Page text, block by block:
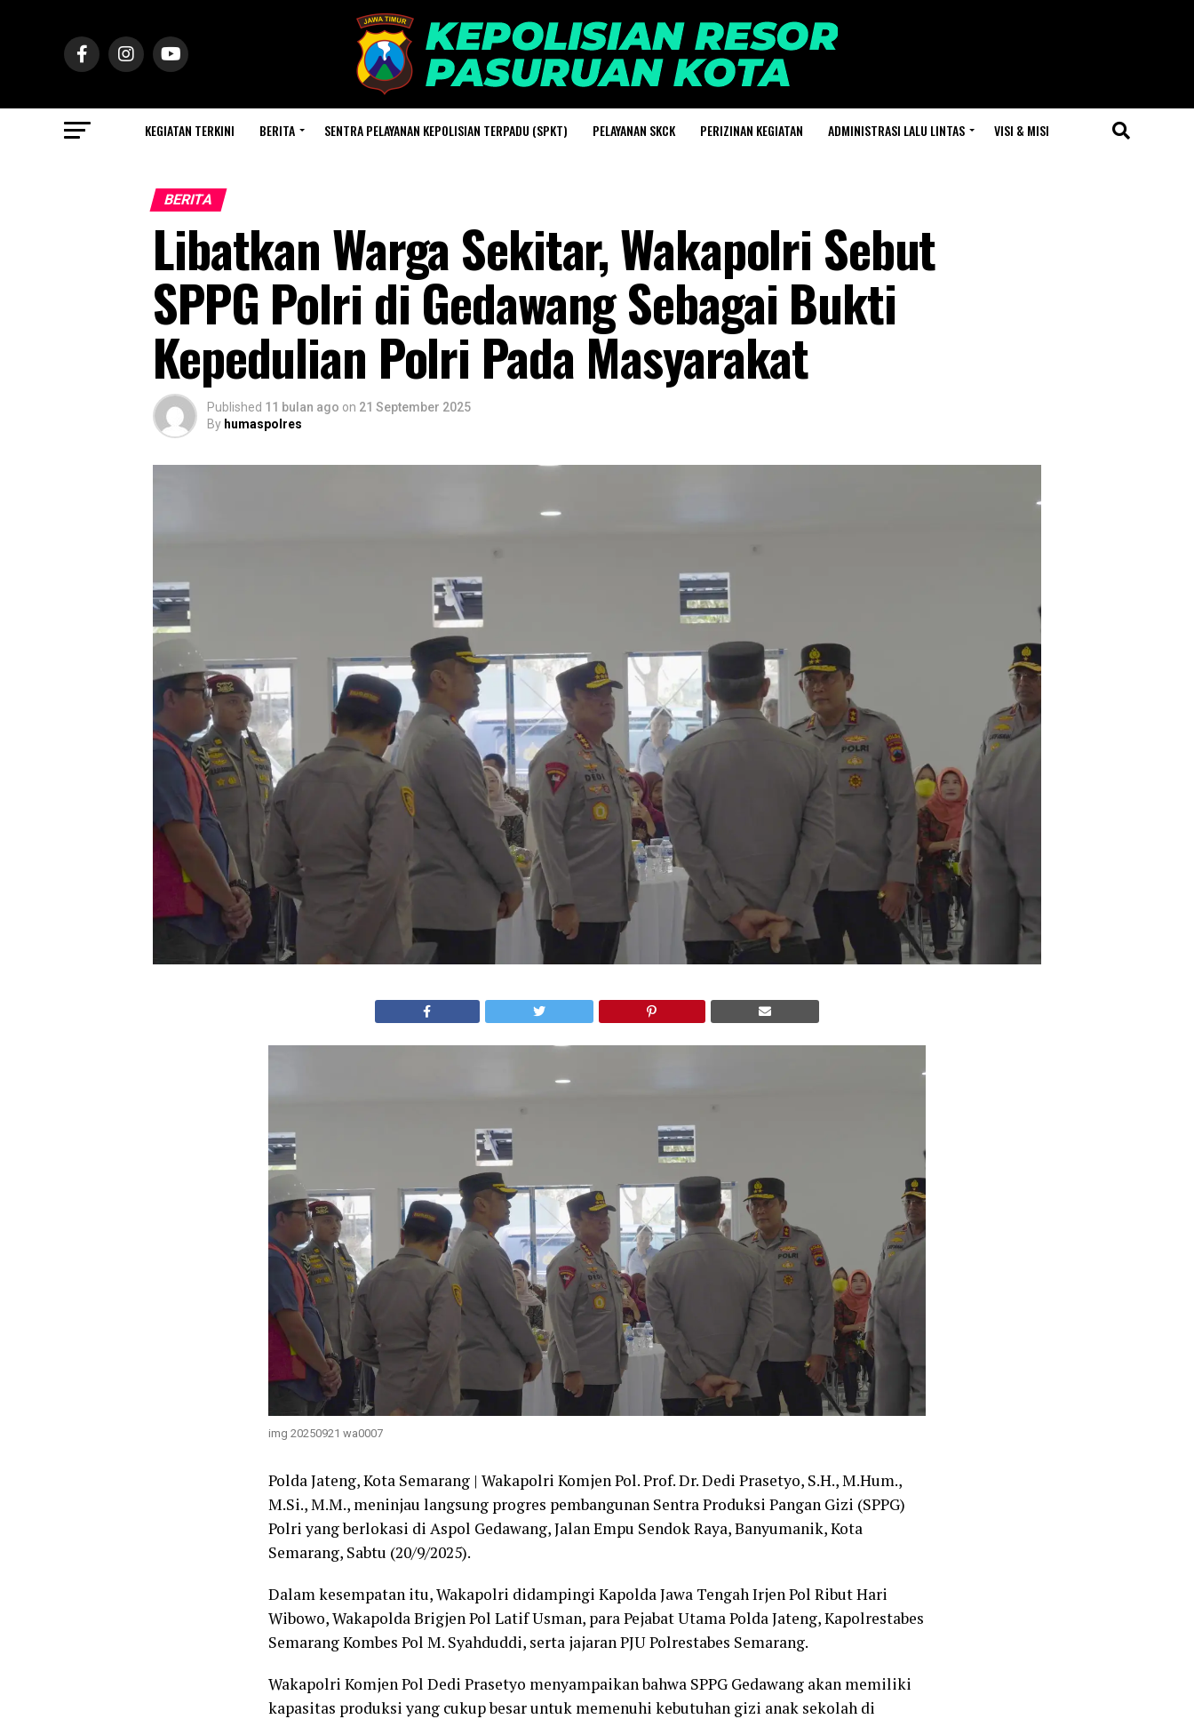
KEGIATAN TERKINI BERITA SENTRA PELAYANAN KEPOLISIAN TERPADU (SPKT) PELAYANAN SKCK PERIZINAN KEGIATAN ADMINISTRASI LALU LINTAS VISI & MISI
BERITA
Libatkan Warga Sekitar, Wakapolri Sebut
SPPG Polri di Gedawang Sebagai Bukti
Kepedulian Polri Pada Masyarakat
Published 11 bulan ago on 21 September 2025
By humaspolres
img 20250921 wa0007
Polda Jateng, Kota Semarang | Wakapolri Komjen Pol. Prof. Dr. Dedi Prasetyo, S.H., M.Hum.,
M.Si., M.M., meninjau langsung progres pembangunan Sentra Produksi Pangan Gizi (SPPG)
Polri yang berlokasi di Aspol Gedawang, Jalan Empu Sendok Raya, Banyumanik, Kota
Semarang, Sabtu (20/9/2025).
Dalam kesempatan itu, Wakapolri didampingi Kapolda Jawa Tengah Irjen Pol Ribut Hari
Wibowo, Wakapolda Brigjen Pol Latif Usman, para Pejabat Utama Polda Jateng, Kapolrestabes
Semarang Kombes Pol M. Syahduddi, serta jajaran PJU Polrestabes Semarang.
Wakapolri Komjen Pol Dedi Prasetyo menyampaikan bahwa SPPG Gedawang akan memiliki
kapasitas produksi yang cukup besar untuk memenuhi kebutuhan gizi anak sekolah di